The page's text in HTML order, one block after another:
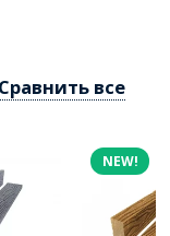
Сравнить все
NEW!